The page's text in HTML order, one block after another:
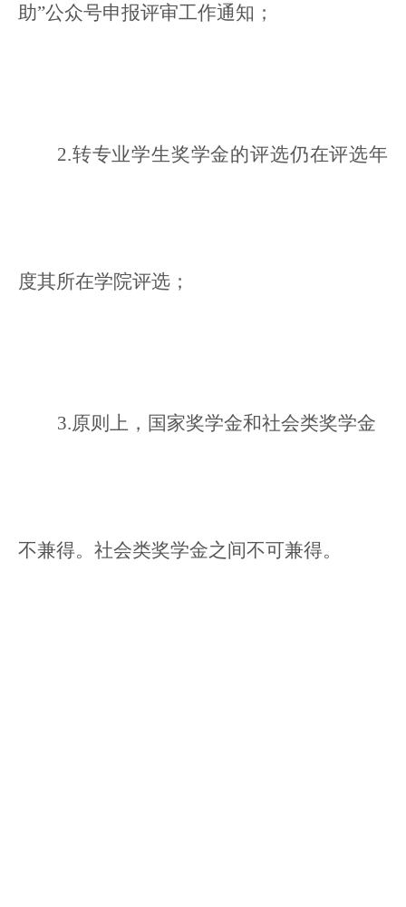
助”公众号申报评审工作通知；
2.转专业学生奖学金的评选仍在评选年
度其所在学院评选；
3.原则上，国家奖学金和社会类奖学金
不兼得。社会类奖学金之间不可兼得。